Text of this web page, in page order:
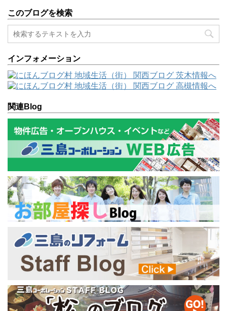
このブログを検索
インフォメーション
関連Blog